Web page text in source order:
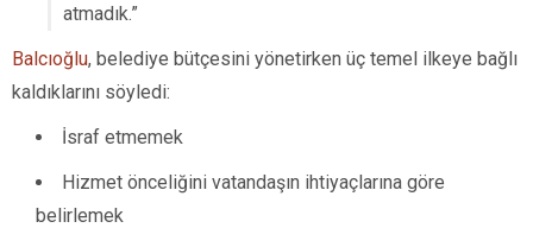
atmadık.”
Balcıoğlu, belediye bütçesini yönetirken üç temel ilkeye bağlı
kaldıklarını söyledi:
İsraf etmemek
Hizmet önceliğini vatandaşın ihtiyaçlarına göre
belirlemek